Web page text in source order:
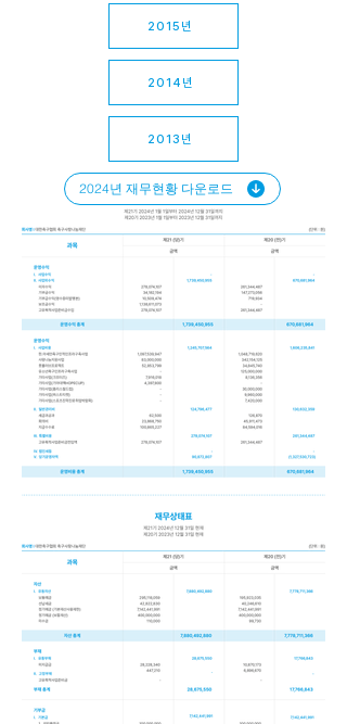
2015년
2014년
2013년
2024년 재무현황 다운로드